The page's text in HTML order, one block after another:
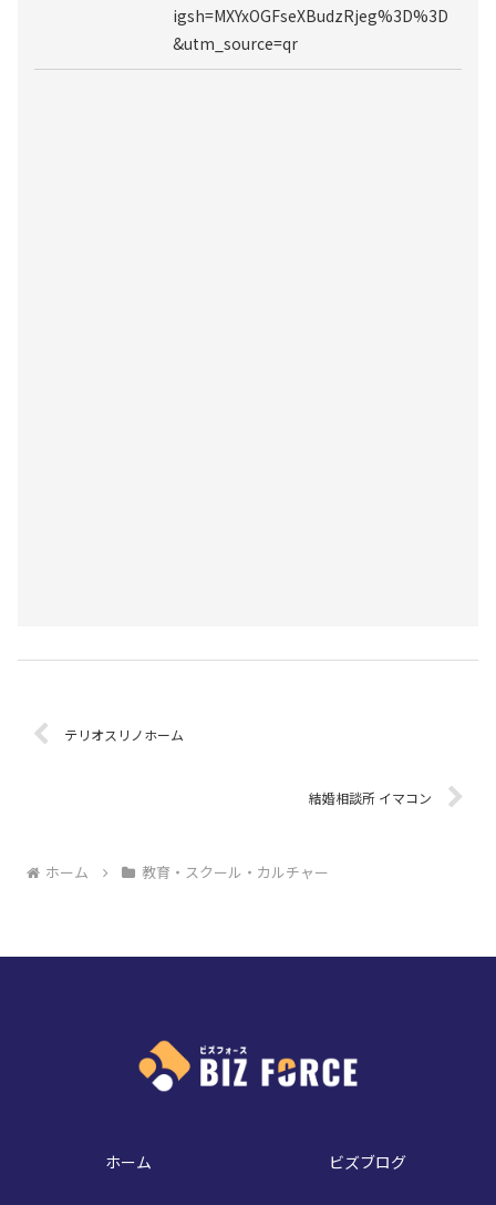
igsh=MXYxOGFseXBudzRjeg%3D%3D
&utm_source=qr
テリオスリノホーム
結婚相談所 イマコン
ホーム 教育・スクール・カルチャー
ホーム ビズブログ